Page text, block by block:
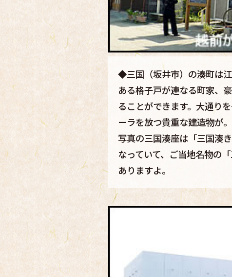
◆三国（坂井市）の湊町は
ある格子戸が連なる町家、
ることができます。大通り
ーラを放つ貴重な建造物が
写真の三国湊座は「三国湊
なっていて、ご当地名物の
ありますよ。